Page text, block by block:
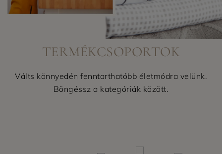
TERMÉKCSOPORTOK
Válts könnyedén fenntarthatóbb életmódra velünk.
Böngéssz a kategóriák között.